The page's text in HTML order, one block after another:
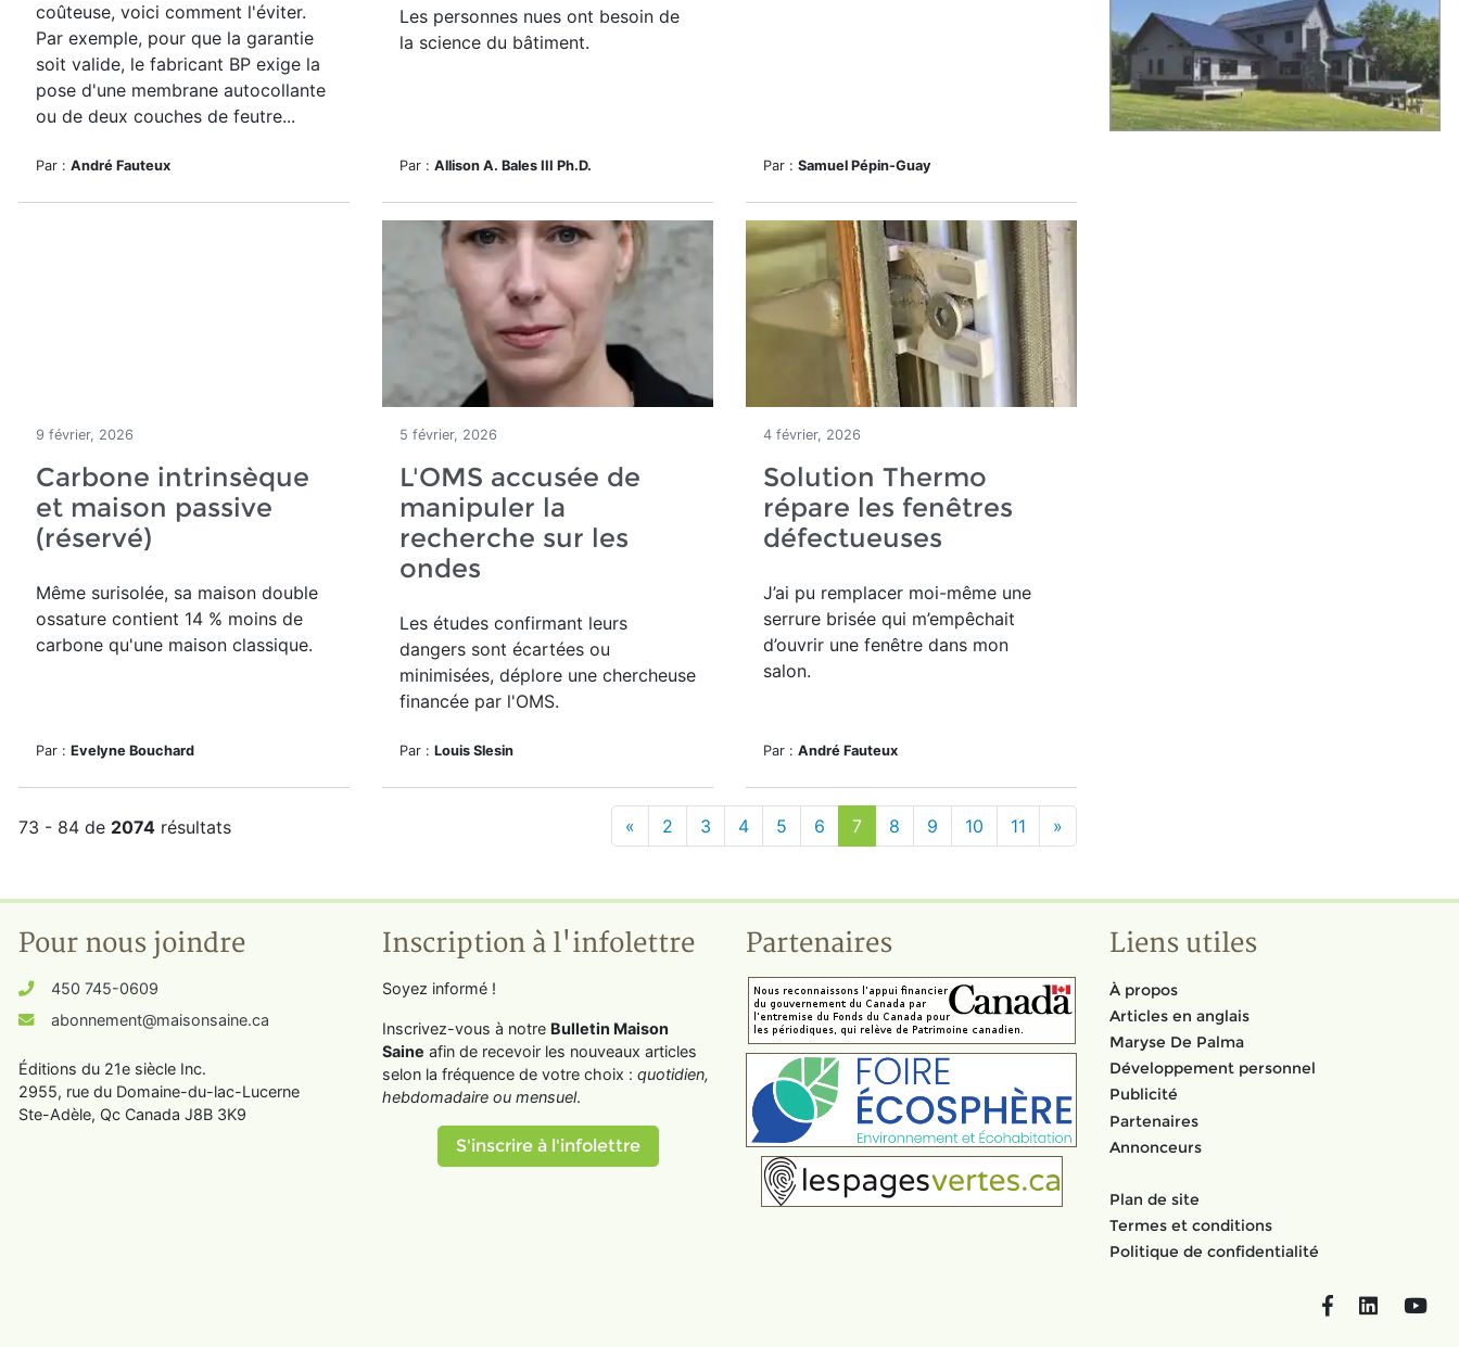
coûteuse, voici comment l'éviter.
Par exemple, pour que la garantie
soit valide, le fabricant BP exige la
pose d'une membrane autocollante
ou de deux couches de feutre...
Par : André Fauteux
Les personnes nues ont besoin de
la science du bâtiment.
Par : Allison A. Bales III Ph.D. Par : Samuel Pépin-Guay
9 février, 2026
Carbone intrinsèque
et maison passive
(réservé)
Même surisolée, sa maison double
ossature contient 14 % moins de
carbone qu'une maison classique.
Par : Evelyne Bouchard
5 février, 2026
L'OMS accusée de
manipuler la
recherche sur les
ondes
Les études confirmant leurs
dangers sont écartées ou
minimisées, déplore une chercheuse
financée par l'OMS.
Par : Louis Slesin
4 février, 2026
Solution Thermo
répare les fenêtres
défectueuses
J’ai pu remplacer moi-même une
serrure brisée qui m’empêchait
d’ouvrir une fenêtre dans mon
salon.
Par : André Fauteux
73 - 84 de 2074 résultats « 2 3 4 5 6 7 8 9 10 11 »
Pour nous joindre
450 745-0609
abonnement@maisonsaine.ca
Éditions du 21e siècle Inc.
2955, rue du Domaine-du-lac-Lucerne
Ste-Adèle, Qc Canada J8B 3K9
Inscription à l'infolettre
Soyez informé !
Inscrivez-vous à notre Bulletin Maison
Saine afin de recevoir les nouveaux articles
selon la fréquence de votre choix : quotidien,
hebdomadaire ou mensuel.
S'inscrire à l'infolettre
Partenaires Liens utiles
À propos
Articles en anglais
Maryse De Palma
Développement personnel
Publicité
Partenaires
Annonceurs
Plan de site
Termes et conditions
Politique de confidentialité
FacebookLinkedIn